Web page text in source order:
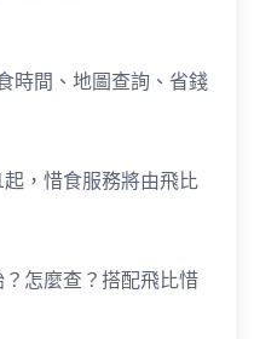
時間、地圖查詢、省錢
起，惜食服務將由飛比
怎麼查？搭配飛比惜